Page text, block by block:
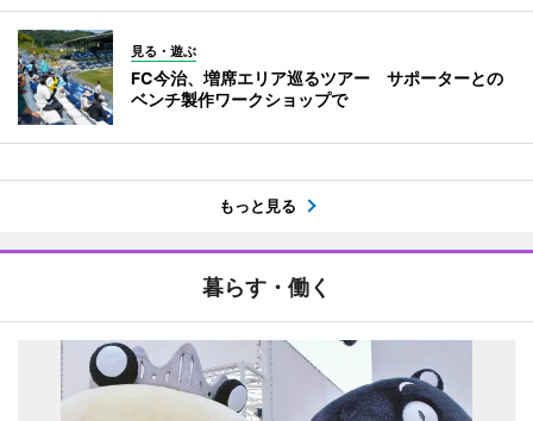
見る・遊ぶ
FC今治、増席エリア巡るツアー サポーターとの
ベンチ製作ワークショップで
もっと見る
暮らす・働く